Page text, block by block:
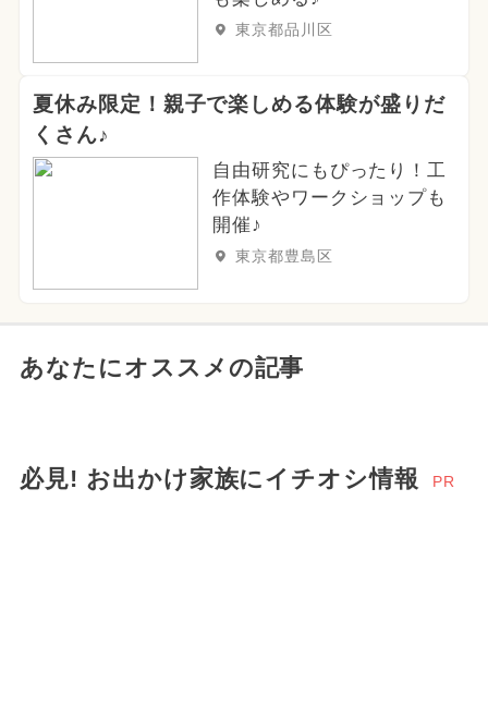
東京都品川区
夏休み限定！親子で楽しめる体験が盛りだ
くさん♪
自由研究にもぴったり！工
作体験やワークショップも
開催♪
東京都豊島区
あなたにオススメの記事
必見! お出かけ家族にイチオシ情報 PR